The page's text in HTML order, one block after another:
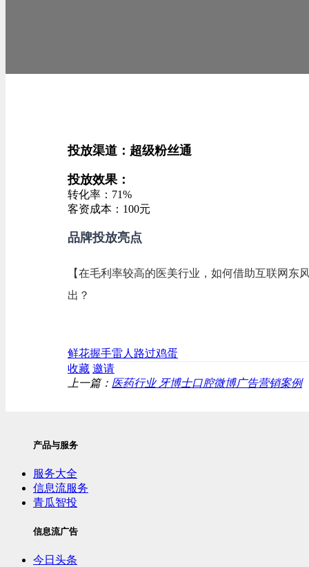
投放渠道：超级粉丝通
投放效果：
转化率：71%
客资成本：100元
品牌投放亮点
【在毛利率较高的医美行业，如何借助互联网东
出？
鲜花握手雷人 路过鸡蛋
收藏 邀请
上一篇： 医药行业 牙博士口腔微博广告营销案例
产品与服务
服务大全
信息流服务
青瓜智投
信息流广告
今日头条